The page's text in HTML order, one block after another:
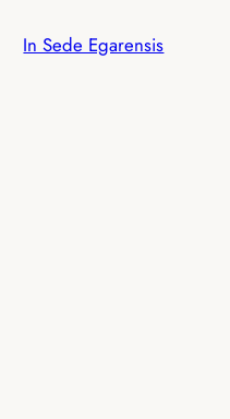
In Sede Egarensis